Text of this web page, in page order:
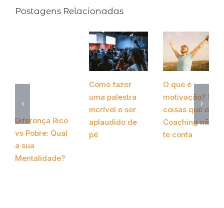
Postagens Relacionadas
Diferença Rico
vs Pobre: Qual
a sua
Mentalidade?
Como fazer
uma palestra
incrível e ser
aplaudido de
pé
O que é
motivação? 5
coisas que o
Coaching não
te conta